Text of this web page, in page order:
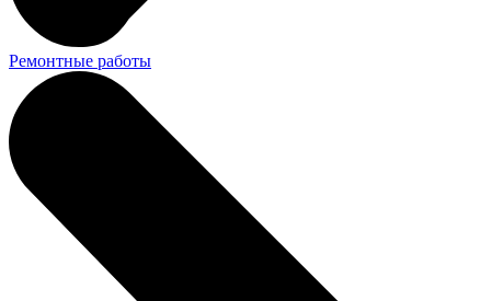
Ремонтные работы